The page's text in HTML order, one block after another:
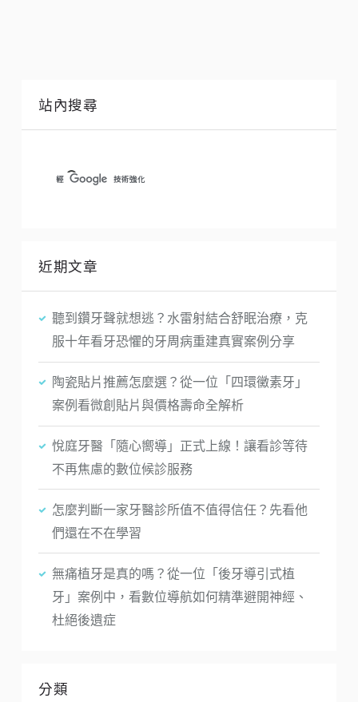
站內搜尋
近期文章
聽到鑽牙聲就想逃？水雷射結合舒眠治療，克
服十年看牙恐懼的牙周病重建真實案例分享
陶瓷貼片推薦怎麼選？從一位「四環黴素牙」
案例看微創貼片與價格壽命全解析
悅庭牙醫「隨心嚮導」正式上線！讓看診等待
不再焦慮的數位候診服務
怎麼判斷一家牙醫診所值不值得信任？先看他
們還在不在學習
無痛植牙是真的嗎？從一位「後牙導引式植
牙」案例中，看數位導航如何精準避開神經、
杜絕後遺症
分類